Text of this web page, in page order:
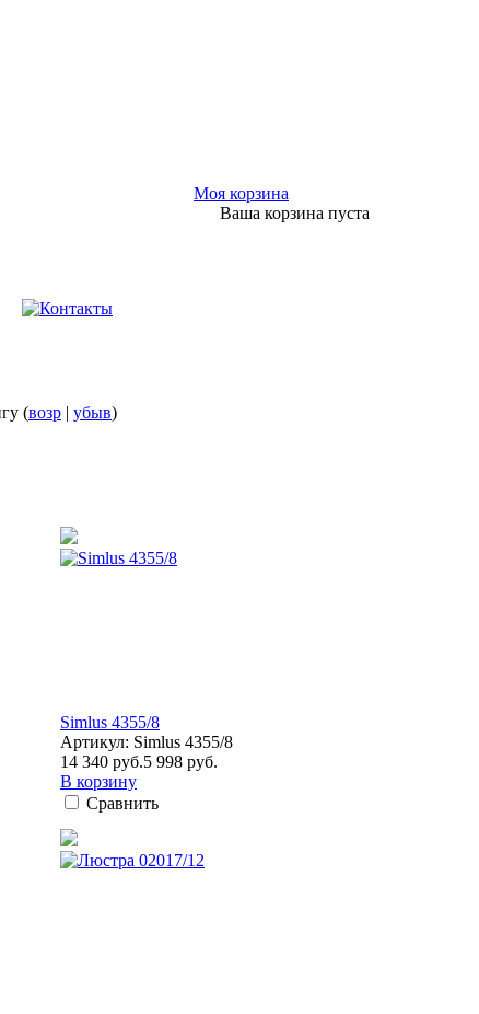
Моя корзина
Ваша корзина пуста
(возр | убыв)
Simlus 4355/8
Артикул: Simlus 4355/8
14 340 руб.5 998 руб.
В корзину
Сравнить